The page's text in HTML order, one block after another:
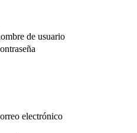
de usuario
electrónico